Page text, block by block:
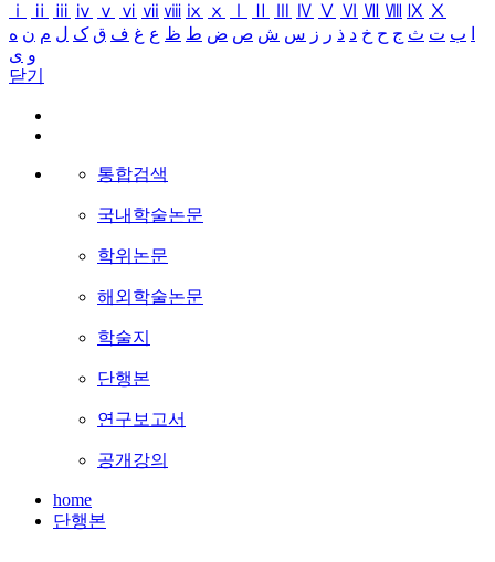
ⅰ
ⅱ ⅲ ⅳ ⅴ ⅵ ⅶ ⅷ ⅸ ⅹ Ⅳ Ⅴ Ⅵ Ⅶ Ⅷ Ⅸ Ⅹ
ب ت ث ج ح خ د ذ ر ز س ش ص ض ط ظ ع غ ف ق ک ل م ن ه
و ی
닫기
통합검색
국내학술논문
학위논문
해외학술논문
학술지
단행본
연구보고서
공개강의
home
단행본